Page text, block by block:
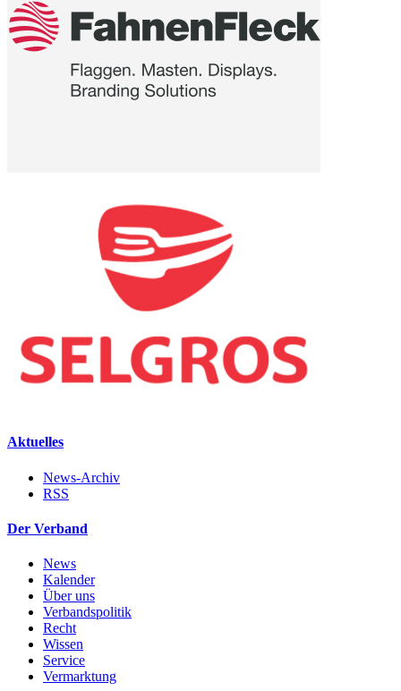
Aktuelles
News-Archiv
RSS
Der Verband
News
Kalender
Über uns
Verbandspolitik
Recht
Wissen
Service
Vermarktung